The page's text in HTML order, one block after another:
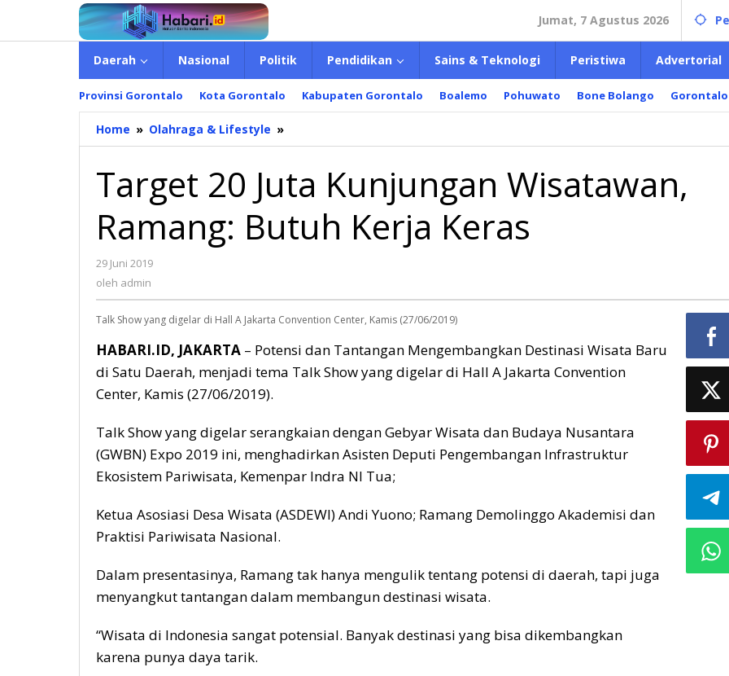
konten
Jumat, 7 Agustus 2026
Daerah Nasional Politik Pendidikan Sains & Teknologi Peristiwa Advertorial
Provinsi Gorontalo Kota Gorontalo Kabupaten Gorontalo Boalemo Pohuwato Bone Bolango
Home » Olahraga & Lifestyle »
20
Kunjungan
Wisatawan,
Ramang:
Butuh
Target 20 Juta Kunjungan Wisatawan,
Ramang: Butuh Kerja Keras
29 Juni 2019
oleh admin
Talk Show yang digelar di Hall A Jakarta Convention Center, Kamis (27/06/2019)
HABARI.ID, JAKARTA – Potensi dan Tantangan Mengembangkan Destinasi Wisata Baru
di Satu Daerah, menjadi tema Talk Show yang digelar di Hall A Jakarta Convention
Center, Kamis (27/06/2019).
Talk Show yang digelar serangkaian dengan Gebyar Wisata dan Budaya Nusantara
(GWBN) Expo 2019 ini, menghadirkan Asisten Deputi Pengembangan Infrastruktur
Ekosistem Pariwisata, Kemenpar Indra NI Tua;
Ketua Asosiasi Desa Wisata (ASDEWI) Andi Yuono; Ramang Demolinggo Akademisi dan
Praktisi Pariwisata Nasional.
Dalam presentasinya, Ramang tak hanya mengulik tentang potensi di daerah, tapi juga
menyangkut tantangan dalam membangun destinasi wisata.
“Wisata di Indonesia sangat potensial. Banyak destinasi yang bisa dikembangkan
karena punya daya tarik.